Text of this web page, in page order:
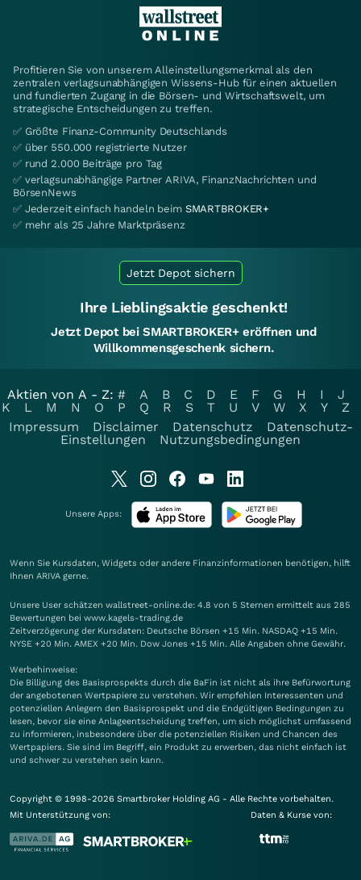
Profitieren Sie von unserem Alleinstellungsmerkmal als den
zentralen verlagsunabhängigen Wissens-Hub für einen aktuellen
und fundierten Zugang in die Börsen- und Wirtschaftswelt, um
strategische Entscheidungen zu treffen.
✅ Größte Finanz-Community Deutschlands
✅ über 550.000 registrierte Nutzer
✅ rund 2.000 Beiträge pro Tag
✅ verlagsunabhängige Partner ARIVA, FinanzNachrichten und
BörsenNews
✅ Jederzeit einfach handeln beim SMARTBROKER+
✅ mehr als 25 Jahre Marktpräsenz
Jetzt Depot sichern
Ihre Lieblingsaktie geschenkt!
Jetzt Depot bei SMARTBROKER+ eröffnen und
Willkommensgeschenk sichern.
Aktien von A - Z: # A B C D E F G H I
J
K
L M N O P Q R S T U V W X Y
Z
Impressum
Disclaimer Datenschutz
Datenschutz-
Einstellungen
Nutzungsbedingungen
Unsere Apps:
Wenn Sie Kursdaten, Widgets oder andere Finanzinformationen benötigen, hilft
Ihnen ARIVA gerne.
Unsere User schätzen wallstreet-online.de: 4.8 von 5 Sternen ermittelt aus 285
Bewertungen bei www.kagels-trading.de
Zeitverzögerung der Kursdaten: Deutsche Börsen +15 Min. NASDAQ +15 Min.
NYSE +20 Min. AMEX +20 Min. Dow Jones +15 Min. Alle Angaben ohne Gewähr.
Werbehinweise:
Die Billigung des Basisprospekts durch die BaFin ist nicht als ihre Befürwortung
der angebotenen Wertpapiere zu verstehen. Wir empfehlen Interessenten und
potenziellen Anlegern den Basisprospekt und die Endgültigen Bedingungen zu
lesen, bevor sie eine Anlageentscheidung treffen, um sich möglichst umfassend
zu informieren, insbesondere über die potenziellen Risiken und Chancen des
Wertpapiers. Sie sind im Begriff, ein Produkt zu erwerben, das nicht einfach ist
und schwer zu verstehen sein kann.
Copyright © 1998-2026 Smartbroker Holding AG - Alle Rechte vorbehalten.
Mit Unterstützung von:
Daten & Kurse von: